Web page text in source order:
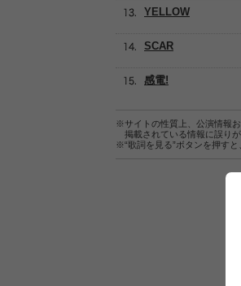
YELLOW
SCAR
感電!
※サイトの性質上、公演情報
掲載されている情報に誤りが
※“歌詞を見る”ボタンを押す